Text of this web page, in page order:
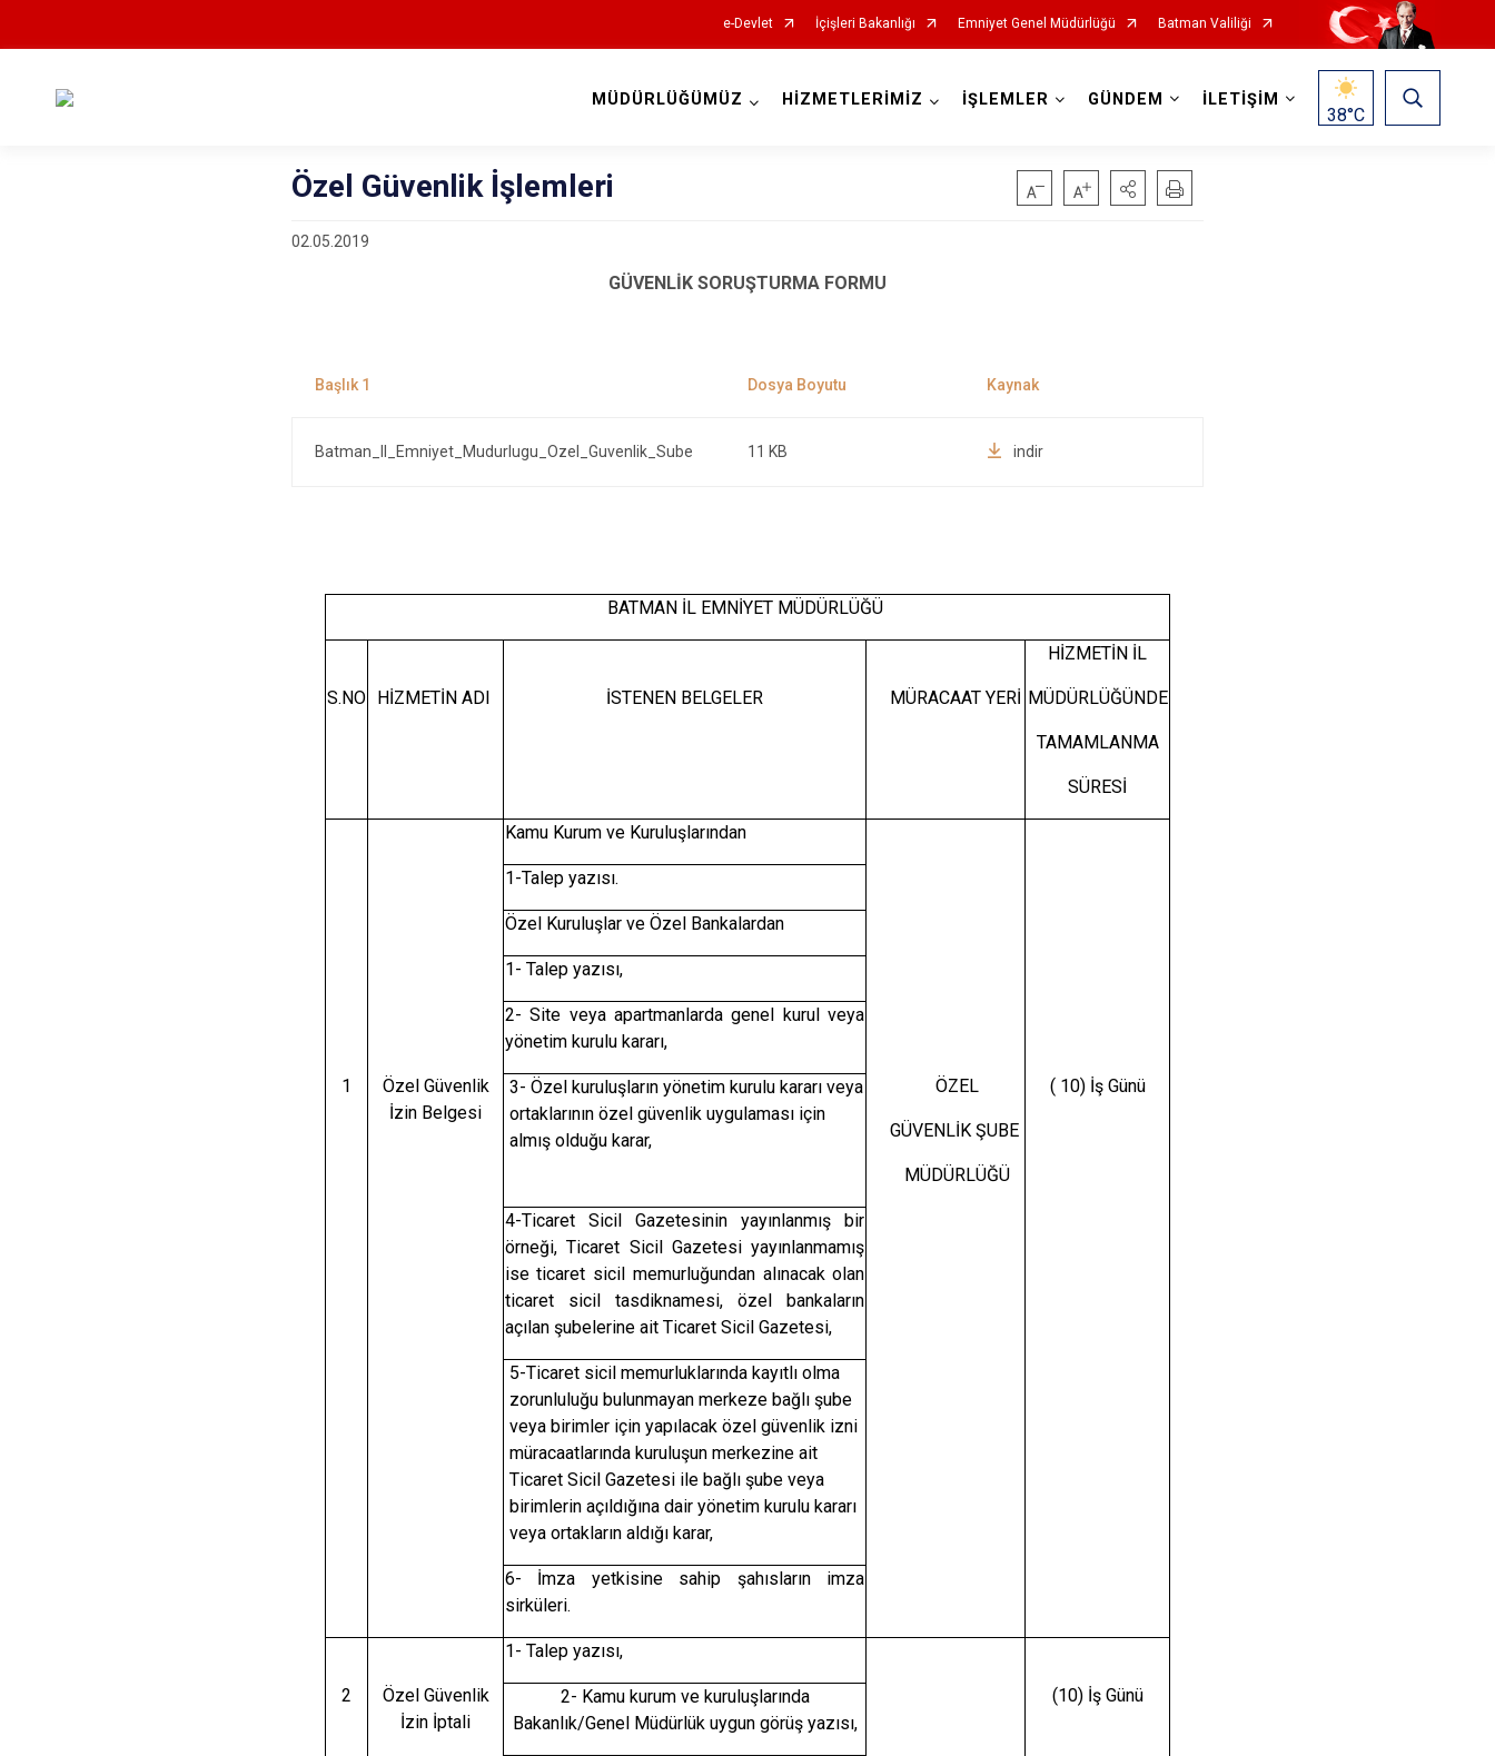
e-Devlet İçişleri Bakanlığı Emniyet Genel Müdürlüğü Batman Valiliği
MÜDÜRLÜĞÜMÜZ HİZMETLERİMİZ İŞLEMLER GÜNDEM İLETİŞİM
38°C
Özel Güvenlik İşlemleri
02.05.2019
GÜVENLİK SORUŞTURMA FORMU
Batman_Il_Emniyet_Mudurlugu_Ozel_Guvenlik_Sube 11 KB indir
BATMAN İL EMNİYET MÜDÜRLÜĞÜ
HİZMETİN İL
S.NO HİZMETİN ADI İSTENEN BELGELER MÜRACAAT YERİ MÜDÜRLÜĞÜNDE
TAMAMLANMA
SÜRESİ
Kamu Kurum ve Kuruluşlarından
1-Talep yazısı.
Özel Kuruluşlar ve Özel Bankalardan
1- Talep yazısı,
2- Site veya apartmanlarda genel kurul veya
yönetim kurulu kararı,
1
Özel Güvenlik
İzin Belgesi
3- Özel kuruluşların yönetim kurulu kararı veya
ortaklarının özel güvenlik uygulaması için
almış olduğu karar,
ÖZEL
GÜVENLİK ŞUBE
MÜDÜRLÜĞÜ
( 10) İş Günü
4-Ticaret Sicil Gazetesinin yayınlanmış bir
örneği, Ticaret Sicil Gazetesi yayınlanmamış
ise ticaret sicil memurluğundan alınacak olan
ticaret sicil tasdiknamesi, özel bankaların
açılan şubelerine ait Ticaret Sicil Gazetesi,
5-Ticaret sicil memurluklarında kayıtlı olma
zorunluluğu bulunmayan merkeze bağlı şube
veya birimler için yapılacak özel güvenlik izni
müracaatlarında kuruluşun merkezine ait
Ticaret Sicil Gazetesi ile bağlı şube veya
birimlerin açıldığına dair yönetim kurulu kararı
veya ortakların aldığı karar,
6- İmza yetkisine sahip şahısların imza
sirküleri.
1- Talep yazısı,
2
Özel Güvenlik
İzin İptali
2- Kamu kurum ve kuruluşlarında
Bakanlık/Genel Müdürlük uygun görüş yazısı,
(10) İş Günü